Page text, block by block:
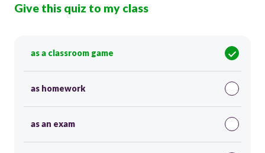
Give this quiz to my class
as a classroom game
as homework
as an exam